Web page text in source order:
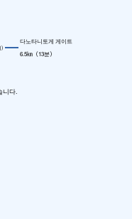
)
다노타니토게 게이트
6.5㎞（13분）
니다.